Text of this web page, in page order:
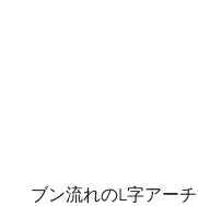
ブン流れのL字アー